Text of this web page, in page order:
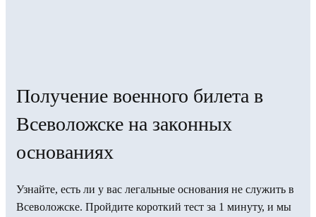
Получение военного билета в
Всеволожске на законных
основаниях
Узнайте, есть ли у вас легальные основания не служить в
Всеволожске. Пройдите короткий тест за 1 минуту, и мы